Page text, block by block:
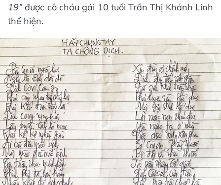
19”được cô cháu gái 10 tuổi Trần Thị Khánh Linh
thể hiện.